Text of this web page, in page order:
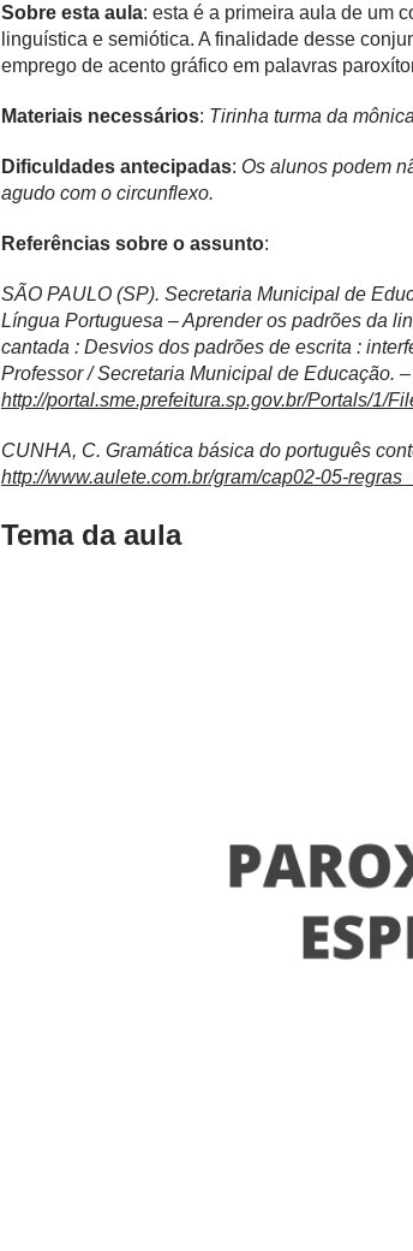
Sobre esta aula: esta é a primeira aula de um
linguística e semiótica. A finalidade desse
emprego de acento gráfico em palavras
Materiais necessários: Tirinha turma da
Dificuldades antecipadas: Os alunos podem
agudo com o circunflexo.
Referências sobre o assunto:
SÃO PAULO (SP). Secretaria Municipal de
Língua Portuguesa – Aprender os padrões da
cantada : Desvios dos padrões de escrita :
Professor / Secretaria Municipal de Educação.
http://portal.sme.prefeitura.sp.gov.br/Portals/1/
CUNHA, C. Gramática básica do português
http://www.aulete.com.br/gram/cap02-05-
Tema da aula